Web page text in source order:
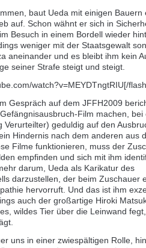
baut Ueda mit einigen Bauern
auf. Schon wähnt er sich in
Besuch in einem Bordell wieder
weniger mit der Staatsgewalt
aneinander und es bleibt ihm kein
seiner Strafe steigt und steigt.
watch?v=MEYDTngtRIU[/
Gespräch auf dem JFFH2009
Film machen, bei
Verurteilter) geduldig auf den
Hindernis nach dem anderen aus
Filme funktionieren, muss der
empfinden und sich mit ihm
darum, Ueda als Karikatur des
darzustellen, der beim Zuschauer
hervorruft. Und das ist ihm
auch der großartige Hiroki
wildes Tier über die Leinwand
uns in einer zwiespältigen Rolle,